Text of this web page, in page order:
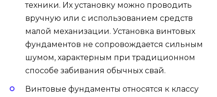
техники. Их установку можно проводить
вручную или с использованием средств
малой механизации. Установка винтовых
фундаментов не сопровождается сильным
шумом, характерным при традиционном
способе забивания обычных свай.
Винтовые фундаменты относятся к классу